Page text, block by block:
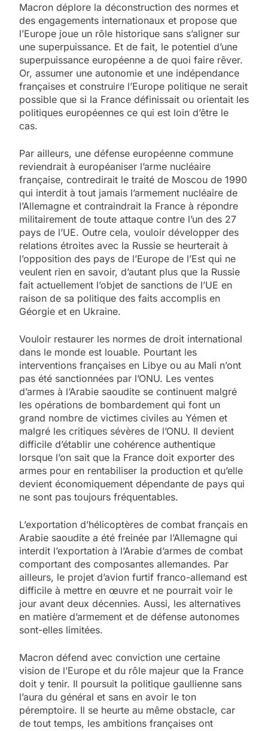
Macron déplore la déconstruction des normes et
des engagements internationaux et propose que
l’Europe joue un rôle historique sans s’aligner sur
une superpuissance. Et de fait, le potentiel d’une
superpuissance européenne a de quoi faire rêver.
Or, assumer une autonomie et une indépendance
françaises et construire l’Europe politique ne serait
possible que si la France définissait ou orientait les
politiques européennes ce qui est loin d’être le
cas.
Par ailleurs, une défense européenne commune
reviendrait à européaniser l’arme nucléaire
française, contredirait le traité de Moscou de 1990
qui interdit à tout jamais l’armement nucléaire de
l’Allemagne et contraindrait la France à répondre
militairement de toute attaque contre l’un des 27
pays de l’UE. Outre cela, vouloir développer des
relations étroites avec la Russie se heurterait à
l’opposition des pays de l’Europe de l’Est qui ne
veulent rien en savoir, d’autant plus que la Russie
fait actuellement l’objet de sanctions de l’UE en
raison de sa politique des faits accomplis en
Géorgie et en Ukraine.
Vouloir restaurer les normes de droit international
dans le monde est louable. Pourtant les
interventions françaises en Libye ou au Mali n’ont
pas été sanctionnées par l’ONU. Les ventes
d’armes à l’Arabie saoudite se continuent malgré
les opérations de bombardement qui font un
grand nombre de victimes civiles au Yémen et
malgré les critiques sévères de l’ONU. Il devient
difficile d’établir une cohérence authentique
lorsque l’on sait que la France doit exporter des
armes pour en rentabiliser la production et qu’elle
devient économiquement dépendante de pays qui
ne sont pas toujours fréquentables.
L’exportation d’hélicoptères de combat français en
Arabie saoudite a été freinée par l’Allemagne qui
interdit l’exportation à l’Arabie d’armes de combat
comportant des composantes allemandes. Par
ailleurs, le projet d’avion furtif franco-allemand est
difficile à mettre en œuvre et ne pourrait voir le
jour avant deux décennies. Aussi, les alternatives
en matière d’armement et de défense autonomes
sont-elles limitées.
Macron défend avec conviction une certaine
vision de l’Europe et du rôle majeur que la France
doit y tenir. Il poursuit la politique gaullienne sans
l’aura du général et sans en avoir le ton
péremptoire. Il se heurte au même obstacle, car
de tout temps, les ambitions françaises ont